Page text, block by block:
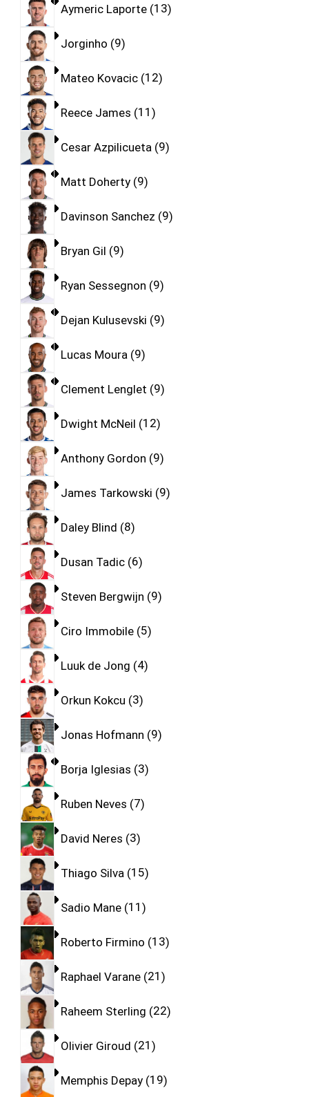
Aymeric Laporte 13
Jorginho 9
Mateo Kovacic 12
Reece James 11
Cesar Azpilicueta 9
Matt Doherty 9
Davinson Sanchez 9
Bryan Gil 9
Ryan Sessegnon 9
Dejan Kulusevski 9
Lucas Moura 9
Clement Lenglet 9
Dwight McNeil 12
Anthony Gordon 9
James Tarkowski 9
Daley Blind 8
Dusan Tadic 6
Steven Bergwijn 9
Ciro Immobile 5
Luuk de Jong 4
Orkun Kokcu 3
Jonas Hofmann 9
Borja Iglesias 3
Ruben Neves 7
David Neres 3
Thiago Silva 15
Sadio Mane 11
Roberto Firmino 13
Raphael Varane 21
Raheem Sterling 22
Olivier Giroud 21
Memphis Depay 19